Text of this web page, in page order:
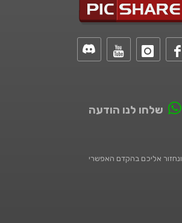
שלחו לנו הודעה
ונחזור אליכם בהקדם האפשרי